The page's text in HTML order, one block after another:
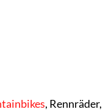
, Rennräder,